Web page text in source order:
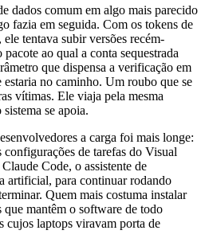
dados comum em algo mais parecido
fazia em seguida. Com os tokens de
tentava subir versões recém-
ao qual a conta sequestrada
que dispensa a verificação em
estaria no caminho. Um roubo que se
vítimas. Ele viaja pela mesma
se apoia.
a carga foi mais longe:
de tarefas do Visual
Code, o assistente de
artificial, para continuar rodando
Quem mais costuma instalar
que mantêm o software de todo
cujos laptops viravam porta de